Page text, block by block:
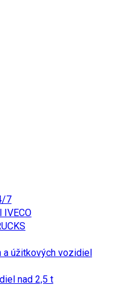
7
a úžitkových vozidiel
nad 2,5 t